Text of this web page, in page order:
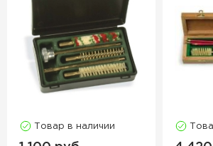
Товар в наличии